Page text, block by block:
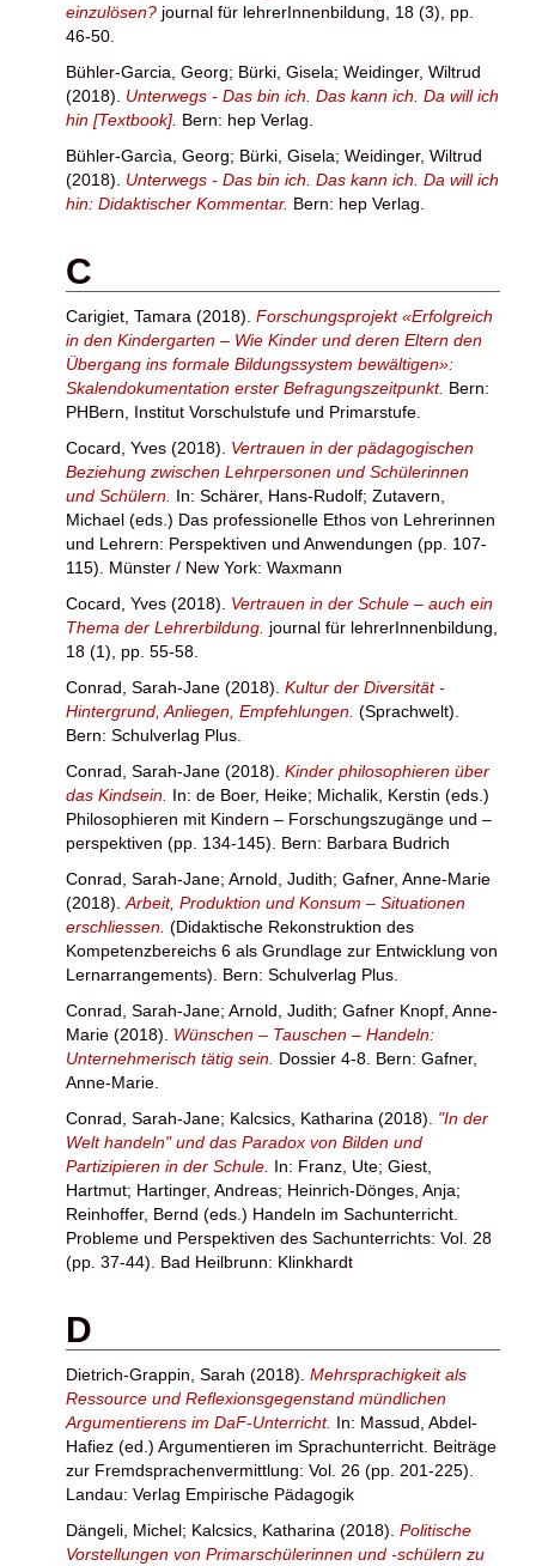
einzulösen? journal für lehrerInnenbildung, 18 (3), pp.
46-50.
Bühler-Garcia, Georg; Bürki, Gisela; Weidinger, Wiltrud
(2018). Unterwegs - Das bin ich. Das kann ich. Da will ich
hin [Textbook]. Bern: hep Verlag.
Bühler-Garcìa, Georg; Bürki, Gisela; Weidinger, Wiltrud
(2018). Unterwegs - Das bin ich. Das kann ich. Da will ich
hin: Didaktischer Kommentar. Bern: hep Verlag.
C
Carigiet, Tamara (2018). Forschungsprojekt «Erfolgreich
in den Kindergarten – Wie Kinder und deren Eltern den
Übergang ins formale Bildungssystem bewältigen»:
Skalendokumentation erster Befragungszeitpunkt. Bern:
PHBern, Institut Vorschulstufe und Primarstufe.
Cocard, Yves (2018). Vertrauen in der pädagogischen
Beziehung zwischen Lehrpersonen und Schülerinnen
und Schülern. In: Schärer, Hans-Rudolf; Zutavern,
Michael (eds.) Das professionelle Ethos von Lehrerinnen
und Lehrern: Perspektiven und Anwendungen (pp. 107-
115). Münster / New York: Waxmann
Cocard, Yves (2018). Vertrauen in der Schule – auch ein
Thema der Lehrerbildung. journal für lehrerInnenbildung,
18 (1), pp. 55-58.
Conrad, Sarah-Jane (2018). Kultur der Diversität -
Hintergrund, Anliegen, Empfehlungen. (Sprachwelt).
Bern: Schulverlag Plus.
Conrad, Sarah-Jane (2018). Kinder philosophieren über
das Kindsein. In: de Boer, Heike; Michalik, Kerstin (eds.)
Philosophieren mit Kindern – Forschungszugänge und –
perspektiven (pp. 134-145). Bern: Barbara Budrich
Conrad, Sarah-Jane; Arnold, Judith; Gafner, Anne-Marie
(2018). Arbeit, Produktion und Konsum – Situationen
erschliessen. (Didaktische Rekonstruktion des
Kompetenzbereichs 6 als Grundlage zur Entwicklung von
Lernarrangements). Bern: Schulverlag Plus.
Conrad, Sarah-Jane; Arnold, Judith; Gafner Knopf, Anne-
Marie (2018). Wünschen – Tauschen – Handeln:
Unternehmerisch tätig sein. Dossier 4-8. Bern: Gafner,
Anne-Marie.
Conrad, Sarah-Jane; Kalcsics, Katharina (2018). "In der
Welt handeln" und das Paradox von Bilden und
Partizipieren in der Schule. In: Franz, Ute; Giest,
Hartmut; Hartinger, Andreas; Heinrich-Dönges, Anja;
Reinhoffer, Bernd (eds.) Handeln im Sachunterricht.
Probleme und Perspektiven des Sachunterrichts: Vol. 28
(pp. 37-44). Bad Heilbrunn: Klinkhardt
D
Dietrich-Grappin, Sarah (2018). Mehrsprachigkeit als
Ressource und Reflexionsgegenstand mündlichen
Argumentierens im DaF-Unterricht. In: Massud, Abdel-
Hafiez (ed.) Argumentieren im Sprachunterricht. Beiträge
zur Fremdsprachenvermittlung: Vol. 26 (pp. 201-225).
Landau: Verlag Empirische Pädagogik
Dängeli, Michel; Kalcsics, Katharina (2018). Politische
Vorstellungen von Primarschülerinnen und -schülern zu